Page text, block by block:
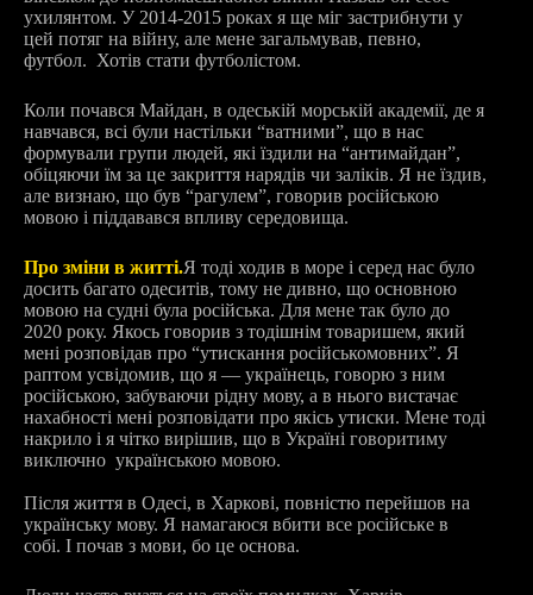
ухилянтом. У 2014-2015 роках я ще міг застрибнути у
цей потяг на війну, але мене загальмував, певно,
футбол. Хотів стати футболістом.
Коли почався Майдан, в одеській морській академії, де я
навчався, всі були настільки “ватними”, що в нас
формували групи людей, які їздили на “антимайдан”,
обіцяючи їм за це закриття нарядів чи заліків. Я не їздив,
але визнаю, що був “рагулем”, говорив російською
мовою і піддавався впливу середовища.
Про зміни в житті.Я тоді ходив в море і серед нас було
досить багато одеситів, тому не дивно, що основною
мовою на судні була російська. Для мене так було до
2020 року. Якось говорив з тодішнім товаришем, який
мені розповідав про “утискання російськомовних”. Я
раптом усвідомив, що я — українець, говорю з ним
російською, забуваючи рідну мову, а в нього вистачає
нахабності мені розповідати про якісь утиски. Мене тоді
накрило і я чітко вирішив, що в Україні говоритиму
виключно українською мовою.
Після життя в Одесі, в Харкові, повністю перейшов на
українську мову. Я намагаюся вбити все російське в
собі. І почав з мови, бо це основа.